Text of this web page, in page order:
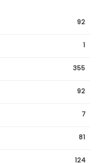
92
1
355
92
7
81
124